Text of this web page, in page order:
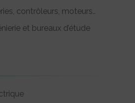
contrôleurs, moteurs..
et bureaux d’étude